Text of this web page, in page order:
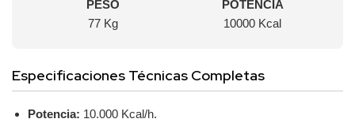
PESO
77 Kg
POTENCIA
10000 Kcal
Especificaciones Técnicas Completas
Potencia: 10.000 Kcal/h.